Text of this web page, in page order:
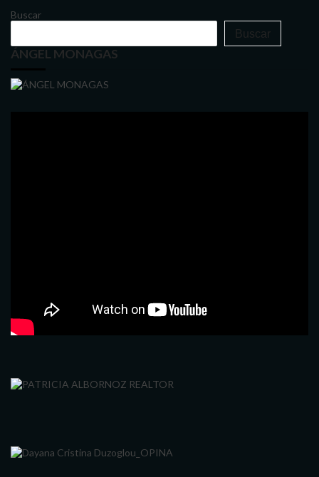
Buscar
Buscar
ÁNGEL MONAGAS